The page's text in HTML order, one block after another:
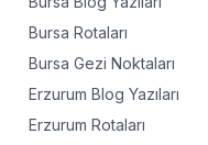
Bursa Rotaları
Bursa Gezi Noktaları
Erzurum Blog Yazıları
Erzurum Rotaları